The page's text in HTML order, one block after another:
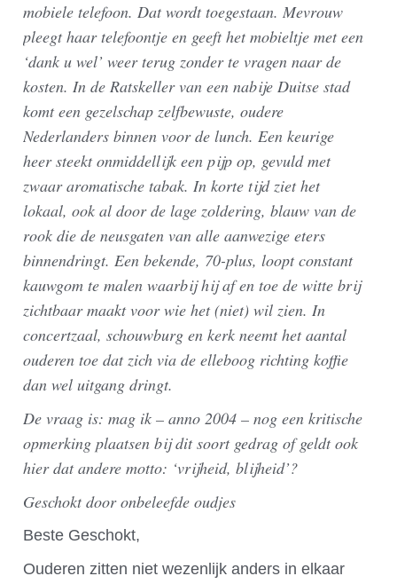
mobiele telefoon. Dat wordt toegestaan. Mevrouw
pleegt haar telefoontje en geeft het mobieltje met een
‘dank u wel’ weer terug zonder te vragen naar de
kosten. In de Ratskeller van een nabije Duitse stad
komt een gezelschap zelfbewuste, oudere
Nederlanders binnen voor de lunch. Een keurige
heer steekt onmiddellijk een pijp op, gevuld met
zwaar aromatische tabak. In korte tijd ziet het
lokaal, ook al door de lage zoldering, blauw van de
rook die de neusgaten van alle aanwezige eters
binnendringt. Een bekende, 70-plus, loopt constant
kauwgom te malen waarbij hij af en toe de witte brij
zichtbaar maakt voor wie het (niet) wil zien. In
concertzaal, schouwburg en kerk neemt het aantal
ouderen toe dat zich via de elleboog richting koffie
dan wel uitgang dringt.
De vraag is: mag ik – anno 2004 – nog een kritische
opmerking plaatsen bij dit soort gedrag of geldt ook
hier dat andere motto: ‘vrijheid, blijheid’?
Geschokt door onbeleefde oudjes
Beste Geschokt,
Ouderen zitten niet wezenlijk anders in elkaar